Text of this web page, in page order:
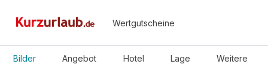
Wertgutscheine
Bilder Angebot Hotel Lage Weitere